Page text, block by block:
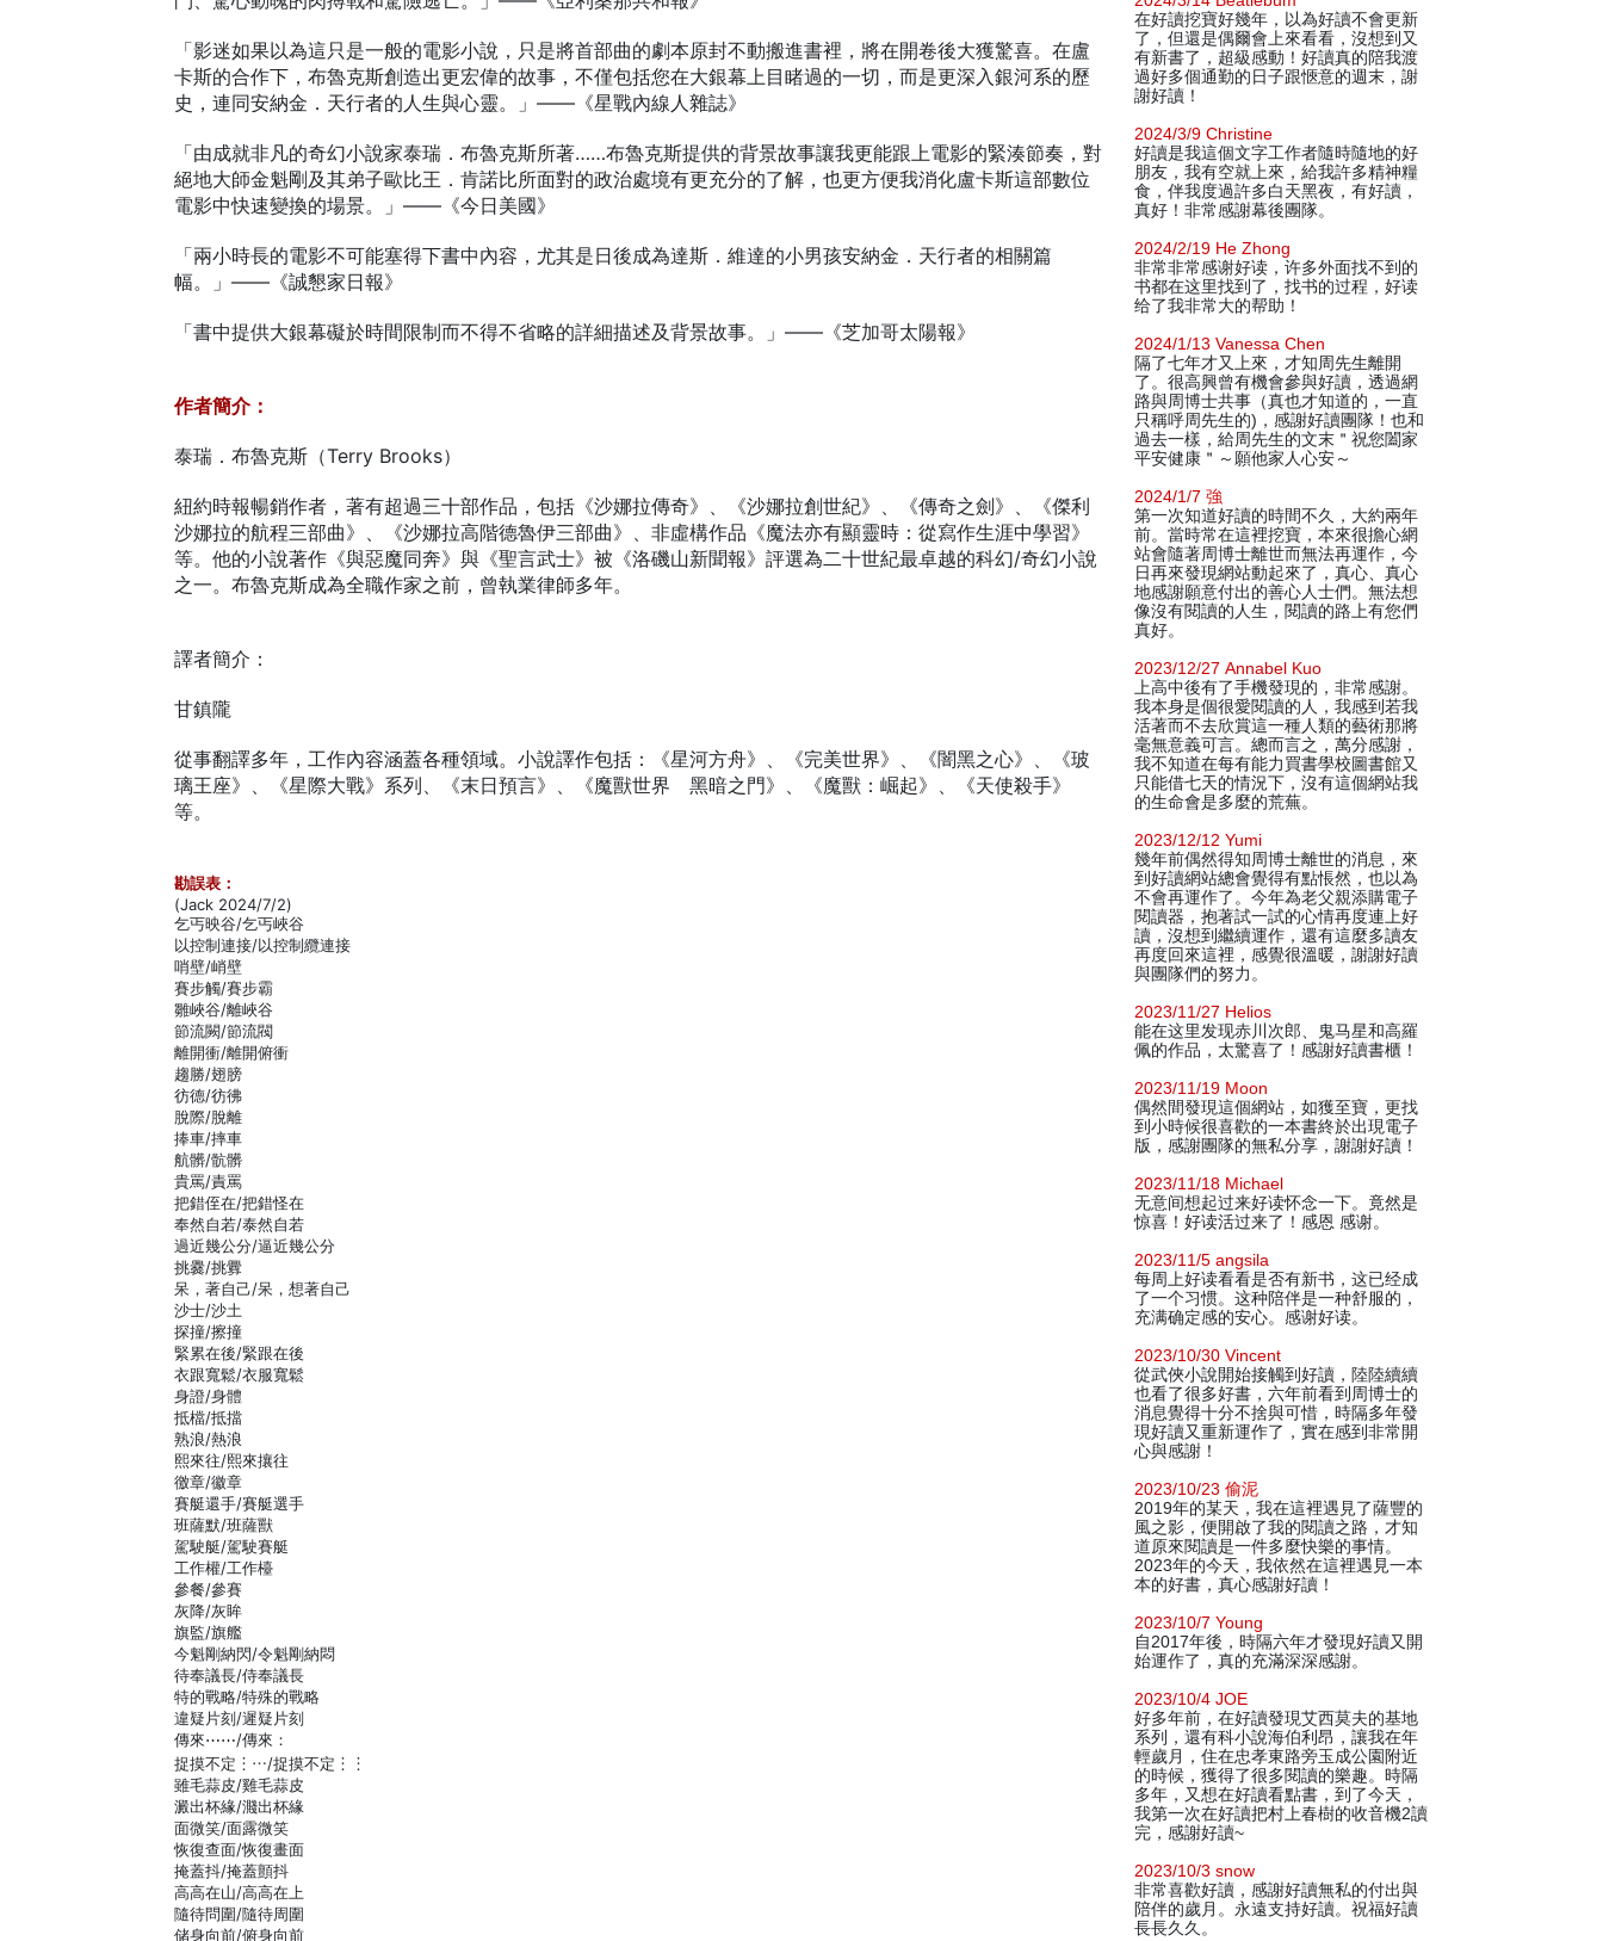
「影迷如果以為這只是一般的電影小說，只是將首部曲的劇本原封不動搬進書裡，將在開卷後大獲驚喜。在盧
卡斯的合作下，布魯克斯創造出更宏偉的故事，不僅包括您在大銀幕上目睹過的一切，而是更深入銀河系的歷
史，連同安納金．天行者的人生與心靈。」——《星戰內線人雜誌》
「由成就非凡的奇幻小說家泰瑞．布魯克斯所著……布魯克斯提供的背景故事讓我更能跟上電影的緊湊節奏，對
絕地大師金魁剛及其弟子歐比王．肯諾比所面對的政治處境有更充分的了解，也更方便我消化盧卡斯這部數位
電影中快速變換的場景。」——《今日美國》
「兩小時長的電影不可能塞得下書中內容，尤其是日後成為達斯．維達的小男孩安納金．天行者的相關篇
幅。」——《誠懇家日報》
「書中提供大銀幕礙於時間限制而不得不省略的詳細描述及背景故事。」——《芝加哥太陽報》
作者簡介：
泰瑞．布魯克斯（Terry Brooks）
紐約時報暢銷作者，著有超過三十部作品，包括《沙娜拉傳奇》、《沙娜拉創世紀》、《傳奇之劍》、《傑利
沙娜拉的航程三部曲》、《沙娜拉高階德魯伊三部曲》、非虛構作品《魔法亦有顯靈時：從寫作生涯中學習》
等。他的小說著作《與惡魔同奔》與《聖言武士》被《洛磯山新聞報》評選為二十世紀最卓越的科幻/奇幻小說
之一。布魯克斯成為全職作家之前，曾執業律師多年。
譯者簡介：
甘鎮隴
從事翻譯多年，工作內容涵蓋各種領域。小說譯作包括：《星河方舟》、《完美世界》、《闇黑之心》、《玻
璃王座》、《星際大戰》系列、《末日預言》、《魔獸世界 黑暗之門》、《魔獸：崛起》、《天使殺手》
等。
勘誤表：
(Jack 2024/7/2)
乞丐映谷/乞丐峽谷
以控制連接/以控制纜連接
哨壁/峭壁
賽步觸/賽步霸
雛峽谷/離峽谷
節流闕/節流閥
離開衝/離開俯衝
趨勝/翅膀
彷德/彷彿
脫際/脫離
捧車/摔車
航髒/骯髒
貴罵/責罵
把錯侄在/把錯怪在
奉然自若/泰然自若
過近幾公分/逼近幾公分
挑爨/挑釁
呆，著自己/呆，想著自己
沙士/沙土
探撞/擦撞
緊累在後/緊跟在後
衣跟寬鬆/衣服寬鬆
身證/身體
抵檔/抵擋
熟浪/熱浪
熙來往/熙來攘往
徼章/徽章
賽艇還手/賽艇選手
班薩默/班薩獸
駕駛艇/駕駛賽艇
工作權/工作檯
參餐/參賽
灰降/灰眸
旗監/旗艦
今魁剛納閃/令魁剛納悶
待奉議長/侍奉議長
特的戰略/特殊的戰略
違疑片刻/遲疑片刻
傳來⋯⋯/傳來：
捉摸不定︙⋯/捉摸不定︙︙
雖毛蒜皮/雞毛蒜皮
澱出杯緣/濺出杯緣
面微笑/面露微笑
恢復查面/恢復畫面
掩蓋抖/掩蓋顫抖
高高在山/高高在上
隨待問圍/隨待周圍
储身向前/俯身向前
在好讀挖寶好幾年，以為好讀不會更新
了，但還是偶爾會上來看看，沒想到又
有新書了，超級感動！好讀真的陪我渡
過好多個通勤的日子跟愜意的週末，謝
謝好讀！
2024/3/9 Christine
好讀是我這個文字工作者隨時隨地的好
朋友，我有空就上來，給我許多精神糧
食，伴我度過許多白天黑夜，有好讀，
真好！非常感謝幕後團隊。
2024/2/19 He Zhong
非常非常感谢好读，许多外面找不到的
书都在这里找到了，找书的过程，好读
给了我非常大的帮助！
2024/1/13 Vanessa Chen
隔了七年才又上來，才知周先生離開
了。很高興曾有機會參與好讀，透過網
路與周博士共事（真也才知道的，一直
只稱呼周先生的)，感謝好讀團隊！也和
過去一樣，給周先生的文末＂祝您闔家
平安健康＂～願他家人心安～
2024/1/7 強
第一次知道好讀的時間不久，大約兩年
前。當時常在這裡挖寶，本來很擔心網
站會隨著周博士離世而無法再運作，今
日再來發現網站動起來了，真心、真心
地感謝願意付出的善心人士們。無法想
像沒有閱讀的人生，閱讀的路上有您們
真好。
2023/12/27 Annabel Kuo
上高中後有了手機發現的，非常感謝。
我本身是個很愛閱讀的人，我感到若我
活著而不去欣賞這一種人類的藝術那將
毫無意義可言。總而言之，萬分感謝，
我不知道在每有能力買書學校圖書館又
只能借七天的情況下，沒有這個網站我
的生命會是多麼的荒蕪。
2023/12/12 Yumi
幾年前偶然得知周博士離世的消息，來
到好讀網站總會覺得有點悵然，也以為
不會再運作了。今年為老父親添購電子
閱讀器，抱著試一試的心情再度連上好
讀，沒想到繼續運作，還有這麼多讀友
再度回來這裡，感覺很溫暖，謝謝好讀
與團隊們的努力。
2023/11/27 Helios
能在这里发现赤川次郎、鬼马星和高羅
佩的作品，太驚喜了！感謝好讀書櫃！
2023/11/19 Moon
偶然間發現這個網站，如獲至寶，更找
到小時候很喜歡的一本書終於出現電子
版，感謝團隊的無私分享，謝謝好讀！
2023/11/18 Michael
无意间想起过来好读怀念一下。竟然是
惊喜！好读活过来了！感恩 感谢。
2023/11/5 angsila
每周上好读看看是否有新书，这已经成
了一个习惯。这种陪伴是一种舒服的，
充满确定感的安心。感谢好读。
2023/10/30 Vincent
從武俠小說開始接觸到好讀，陸陸續續
也看了很多好書，六年前看到周博士的
消息覺得十分不捨與可惜，時隔多年發
現好讀又重新運作了，實在感到非常開
心與感謝！
2023/10/23 偷泥
2019年的某天，我在這裡遇見了薩豐的
風之影，便開啟了我的閱讀之路，才知
道原來閱讀是一件多麼快樂的事情。
2023年的今天，我依然在這裡遇見一本
本的好書，真心感謝好讀！
2023/10/7 Young
自2017年後，時隔六年才發現好讀又開
始運作了，真的充滿深深感謝。
2023/10/4 JOE
好多年前，在好讀發現艾西莫夫的基地
系列，還有科小說海伯利昂，讓我在年
輕歲月，住在忠孝東路旁玉成公園附近
的時候，獲得了很多閱讀的樂趣。時隔
多年，又想在好讀看點書，到了今天，
我第一次在好讀把村上春樹的收音機2讀
完，感謝好讀~
2023/10/3 snow
非常喜歡好讀，感謝好讀無私的付出與
陪伴的歲月。永遠支持好讀。祝福好讀
長長久久。